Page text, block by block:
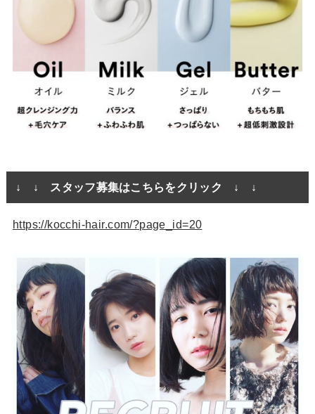
↓ ↓ スタッフ募集はこちらをクリック ↓ ↓
https://kocchi-hair.com/?page_id=20